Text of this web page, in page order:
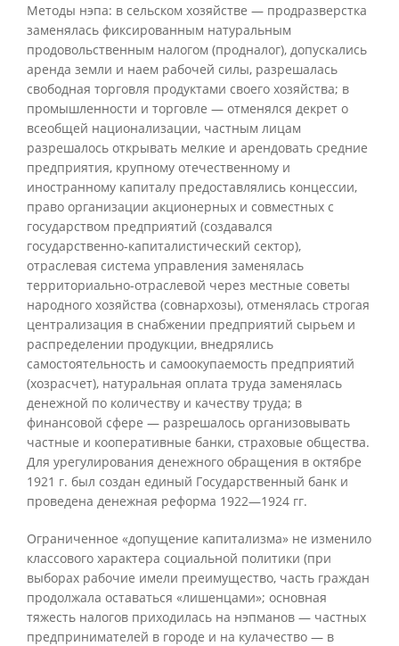
Методы нэпа: в сельском хозяйстве — продразверстка
заменялась фиксированным натуральным
продовольственным налогом (продналог), допускались
аренда земли и наем рабочей силы, разрешалась
свободная торговля продуктами своего хозяйства; в
промышленности и торговле — отменялся декрет о
всеобщей национализации, частным лицам
разрешалось открывать мелкие и арендовать средние
предприятия, крупному отечественному и
иностранному капиталу предоставлялись концессии,
право организации акционерных и совместных с
государством предприятий (создавался
государственно-капиталистический сектор),
отраслевая система управления заменялась
территориально-отраслевой через местные советы
народного хозяйства (совнархозы), отменялась строгая
централизация в снабжении предприятий сырьем и
распределении продукции, внедрялись
самостоятельность и самоокупаемость предприятий
(хозрасчет), натуральная оплата труда заменялась
денежной по количеству и качеству труда; в
финансовой сфере — разрешалось организовывать
частные и кооперативные банки, страховые общества.
Для урегулирования денежного обращения в октябре
1921 г. был создан единый Государственный банк и
проведена денежная реформа 1922—1924 гг.
Ограниченное «допущение капитализма» не изменило
классового характера социальной политики (при
выборах рабочие имели преимущество, часть граждан
продолжала оставаться «лишенцами»; основная
тяжесть налогов приходилась на нэпманов — частных
предпринимателей в городе и на кулачество — в